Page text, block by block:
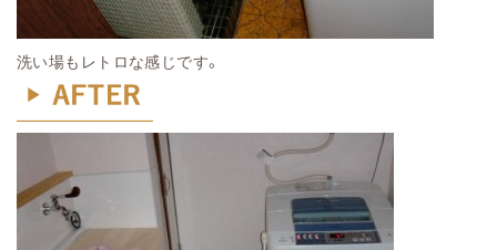
洗い場もレトロな感じです。